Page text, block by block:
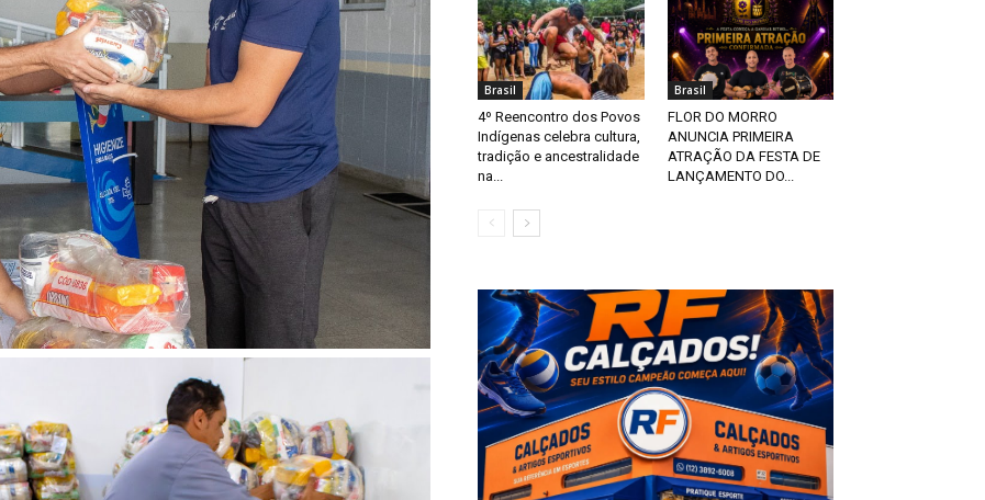
Brasil
4º Reencontro dos Povos
Indígenas celebra cultura,
tradição e ancestralidade
na...
Brasil
FLOR DO MORRO
ANUNCIA PRIMEIRA
ATRAÇÃO DA FESTA DE
LANÇAMENTO DO...